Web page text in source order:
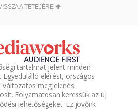
A TETEJÉRE
tartalmat jelent minden
Egyedülálló elérést, országos
változatos megjelenési
Folyamatosan keressük az új
lehetőségeket. Ez jövőnk